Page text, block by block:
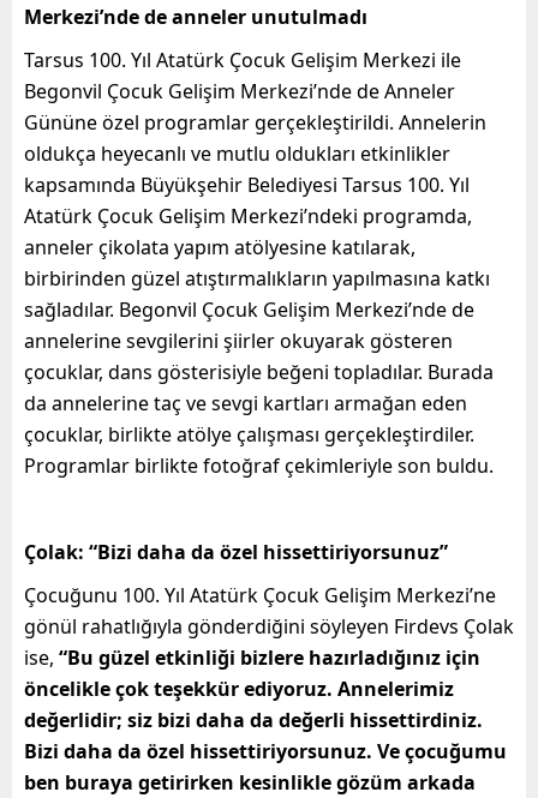
Merkezi’nde de anneler unutulmadı
Tarsus 100. Yıl Atatürk Çocuk Gelişim Merkezi ile
Begonvil Çocuk Gelişim Merkezi’nde de Anneler
Gününe özel programlar gerçekleştirildi. Annelerin
oldukça heyecanlı ve mutlu oldukları etkinlikler
kapsamında Büyükşehir Belediyesi Tarsus 100. Yıl
Atatürk Çocuk Gelişim Merkezi’ndeki programda,
anneler çikolata yapım atölyesine katılarak,
birbirinden güzel atıştırmalıkların yapılmasına katkı
sağladılar. Begonvil Çocuk Gelişim Merkezi’nde de
annelerine sevgilerini şiirler okuyarak gösteren
çocuklar, dans gösterisiyle beğeni topladılar. Burada
da annelerine taç ve sevgi kartları armağan eden
çocuklar, birlikte atölye çalışması gerçekleştirdiler.
Programlar birlikte fotoğraf çekimleriyle son buldu.
Çolak: “Bizi daha da özel hissettiriyorsunuz”
Çocuğunu 100. Yıl Atatürk Çocuk Gelişim Merkezi’ne
gönül rahatlığıyla gönderdiğini söyleyen Firdevs Çolak
ise, “Bu güzel etkinliği bizlere hazırladığınız için
öncelikle çok teşekkür ediyoruz. Annelerimiz
değerlidir; siz bizi daha da değerli hissettirdiniz.
Bizi daha da özel hissettiriyorsunuz. Ve çocuğumu
ben buraya getirirken kesinlikle gözüm arkada